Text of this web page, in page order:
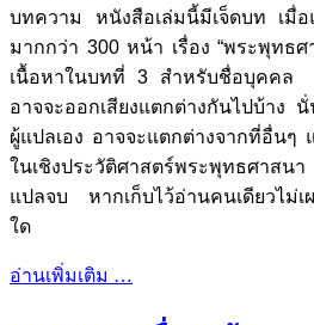
บทความ หนังสือเล่มนี้มีเจ็ดบท เมื่อ
มากกว่า 300 หน้า เรื่อง “พระพุทธศ
เนื้อหาในบทที่ 3 สำหรับชื่อบุคคล
อาจจะออกเสียงแตกต่างกันไปบ้าง
ผู้แปลเอง อาจจะแตกต่างจากที่อื่นๆ
ในเชิงประวัติศาสตร์พระพุทธศาสนา
แปลจบ หากเก็บไว้อ่านคนเดียวไม่เ
ใด
อ่านเพิ่มเติม …